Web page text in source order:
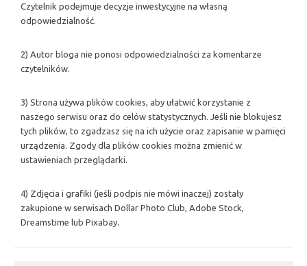
Czytelnik podejmuje decyzje inwestycyjne na własną
odpowiedzialność.
2) Autor bloga nie ponosi odpowiedzialności za komentarze
czytelników.
3) Strona używa plików cookies, aby ułatwić korzystanie z
naszego serwisu oraz do celów statystycznych. Jeśli nie blokujesz
tych plików, to zgadzasz się na ich użycie oraz zapisanie w pamięci
urządzenia. Zgody dla plików cookies można zmienić w
ustawieniach przeglądarki.
4) Zdjęcia i grafiki (jeśli podpis nie mówi inaczej) zostały
zakupione w serwisach Dollar Photo Club, Adobe Stock,
Dreamstime lub Pixabay.